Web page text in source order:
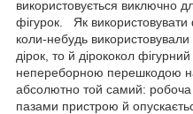
використовується виключно
фігурок. Як
коли-небудь
дірок, то й дірококол
непереборною перешкодою
абсолютно той самий: робоча
пазами пристрою й